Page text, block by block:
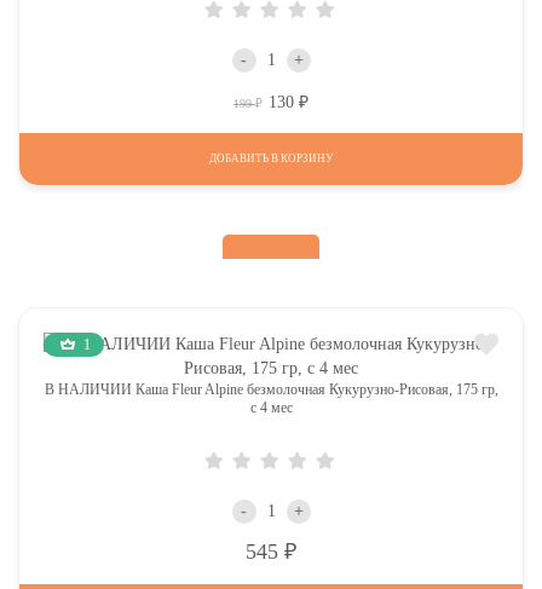
- +
199Р 130 Р
ДОБАВИТЬ В КОРЗИНУ
1
В НАЛИЧИИ Каша Fleur Alpine безмолочная Кукурузно-Рисовая, 175 гр,
с 4 мес
- +
545